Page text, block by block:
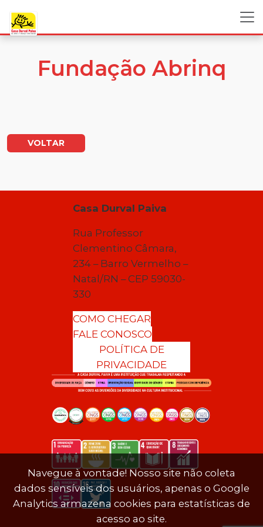
Fundação Abrinq
VOLTAR
Casa Durval Paiva
Rua Professor
Clementino Câmara,
234 – Barro Vermelho –
Natal/RN – CEP 59030-
330
COMO CHEGAR
FALE CONOSCO
POLÍTICA DE
PRIVACIDADE
Navegue à vontade! Nosso site não coleta
dados sensíveis dos usuários, apenas o Google
Analytics armazena cookies para estatísticas de
acesso ao site.